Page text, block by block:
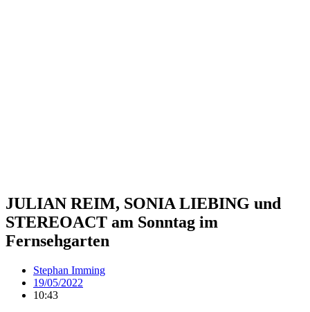
JULIAN REIM, SONIA LIEBING und
STEREOACT am Sonntag im
Fernsehgarten
Stephan Imming
19/05/2022
10:43